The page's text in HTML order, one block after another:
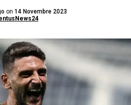
on 14 Novembre 2023